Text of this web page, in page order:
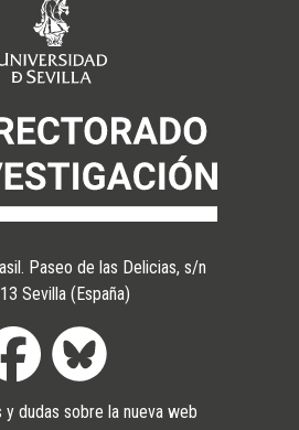
Paseo de las Delicias, s/n
Sevilla (España)
y dudas sobre la nueva web